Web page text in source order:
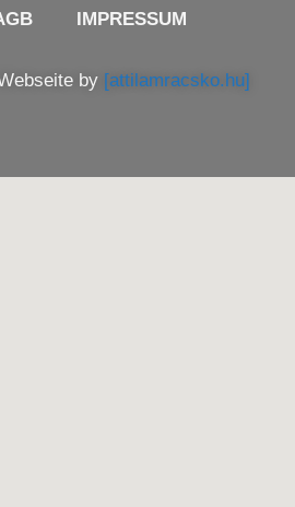
IMPRESSUM
by [attilamracsko.hu]